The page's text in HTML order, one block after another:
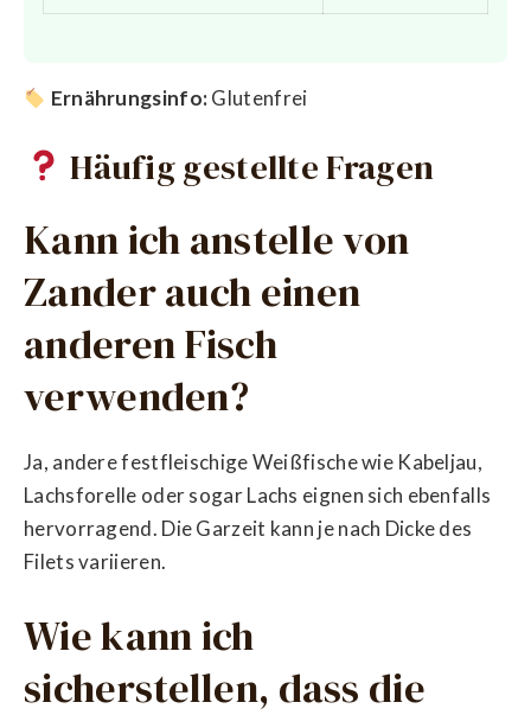
Ernährungsinfo:Glutenfrei
Häufig gestellte Fragen
Kann ich anstelle von
Zander auch einen
anderen Fisch
verwenden?
Ja, andere festfleischige Weißfische wie Kabeljau,
Lachsforelle oder sogar Lachs eignen sich ebenfalls
hervorragend. Die Garzeit kann je nach Dicke des
Filets variieren.
Wie kann ich
sicherstellen, dass die